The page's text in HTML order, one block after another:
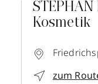
Kosmetik
zum